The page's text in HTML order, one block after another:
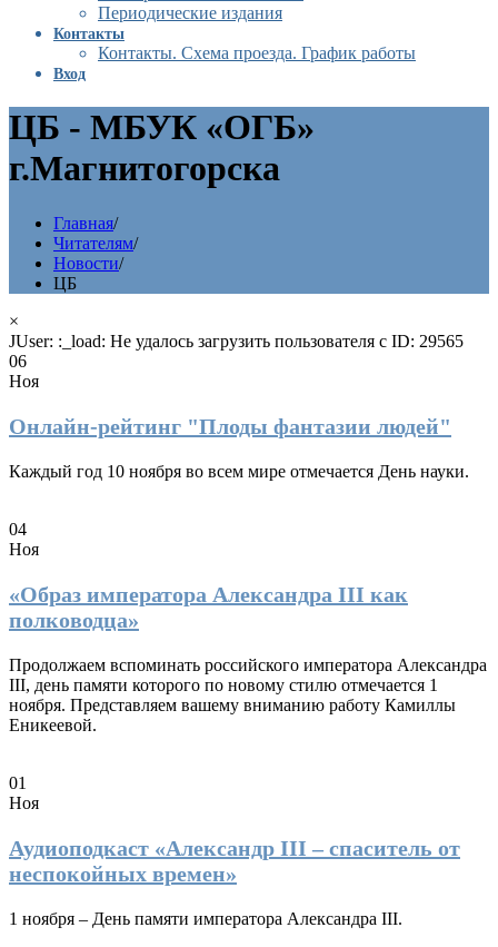
Периодические издания
Контакты
Контакты. Схема проезда. График работы
Вход
ЦБ - МБУК «ОГБ»
г.Магнитогорска
Главная/
Читателям/
Новости/
ЦБ
×
JUser: :_load: Не удалось загрузить пользователя с ID: 29565
06
Ноя
Онлайн-рейтинг "Плоды фантазии людей"
Каждый год 10 ноября во всем мире отмечается День науки.
04
Ноя
«Образ императора Александра III как
полководца»
Продолжаем вспоминать российского императора Александра
III, день памяти которого по новому стилю отмечается 1
ноября. Представляем вашему вниманию работу Камиллы
Еникеевой.
01
Ноя
Аудиоподкаст «Александр III – спаситель от
неспокойных времен»
1 ноября – День памяти императора Александра III.